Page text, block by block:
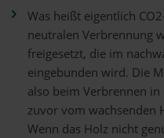
Was heißt eigentlich
neutralen Verbrennung
freigesetzt, die im
eingebunden wird. Die
also beim Verbrennen
zuvor vom wachsenden
Wenn das Holz nicht